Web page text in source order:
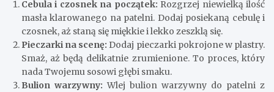
Cebula i czosnek na początek: Rozgrzej niewielką ilość
masła klarowanego na patelni. Dodaj posiekaną cebulę i
czosnek, aż staną się miękkie i lekko zeszklą się.
Pieczarki na scenę: Dodaj pieczarki pokrojone w plastry.
Smaż, aż będą delikatnie zrumienione. To proces, który
nada Twojemu sosowi głębi smaku.
Bulion warzywny: Wlej bulion warzywny do patelni z